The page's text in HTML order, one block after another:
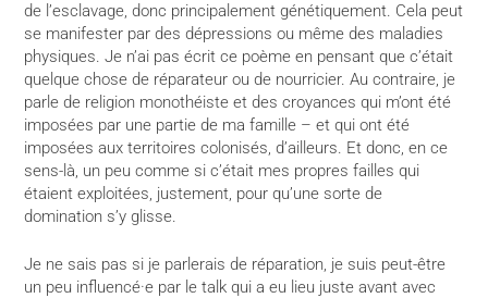
de l’esclavage, donc principalement génétiquement. Cela peut
se manifester par des dépressions ou même des maladies
physiques. Je n’ai pas écrit ce poème en pensant que c’était
quelque chose de réparateur ou de nourricier. Au contraire, je
parle de religion monothéiste et des croyances qui m’ont été
imposées par une partie de ma famille – et qui ont été
imposées aux territoires colonisés, d’ailleurs. Et donc, en ce
sens-là, un peu comme si c’était mes propres failles qui
étaient exploitées, justement, pour qu’une sorte de
domination s’y glisse.
Je ne sais pas si je parlerais de réparation, je suis peut-être
un peu influencé·e par le talk qui a eu lieu juste avant avec